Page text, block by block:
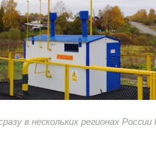
в нескольких регионах